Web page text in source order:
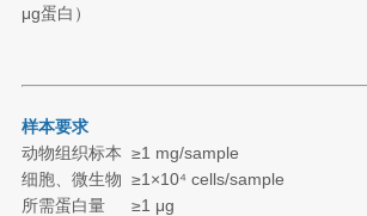
μg蛋白）
样本要求
动物组织标本 ≥1 mg/sample
细胞、微生物 ≥1×10⁴ cells/sample
所需蛋白量
≥1 μg